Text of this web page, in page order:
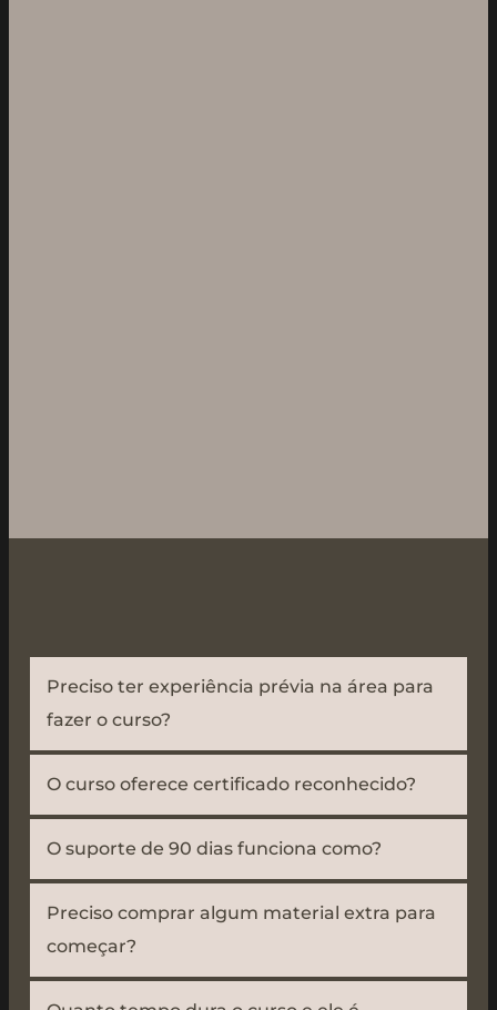
Preciso ter experiência prévia na área para
fazer o curso?
O curso oferece certificado reconhecido?
O suporte de 90 dias funciona como?
Preciso comprar algum material extra para
começar?